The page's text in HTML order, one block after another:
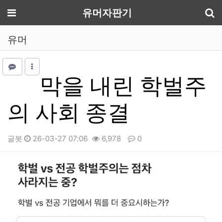
메뉴 유머자판기
유머
막을 내린 학벌주
의 사회 종결
글봇 26-03-27 07:06 6,978 0
본문